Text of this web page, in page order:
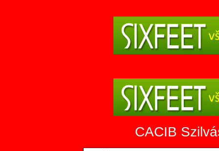
CACIB